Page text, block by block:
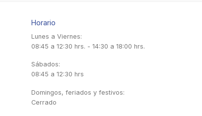
Horario
Lunes a Viernes:
08:45 a 12:30 hrs. - 14:30 a 18:00 hrs.
Sábados:
08:45 a 12:30 hrs
Domingos, feriados y festivos:
Cerrado